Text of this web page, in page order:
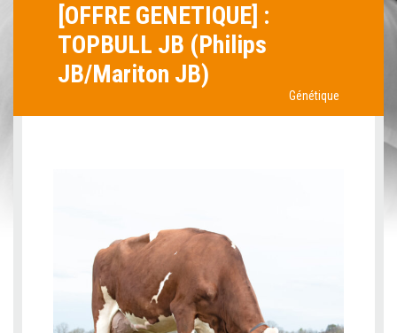
[OFFRE GENETIQUE] :
TOPBULL JB (Philips
JB/Mariton JB)
Génétique